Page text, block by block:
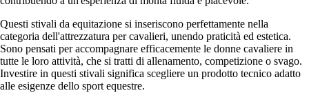
Questi stivali da equitazione si inseriscono perfettamente nella
categoria dell'attrezzatura per cavalieri, unendo praticità ed estetica.
Sono pensati per accompagnare efficacemente le donne cavaliere in
tutte le loro attività, che si tratti di allenamento, competizione o svago.
Investire in questi stivali significa scegliere un prodotto tecnico adatto
alle esigenze dello sport equestre.